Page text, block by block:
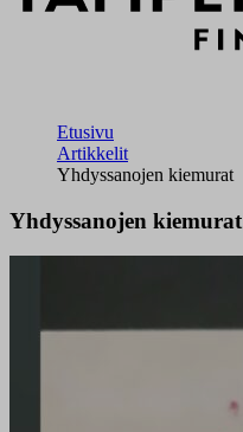
Etusivu
Artikkelit
Yhdyssanojen kiemurat
Yhdyssanojen kiemurat